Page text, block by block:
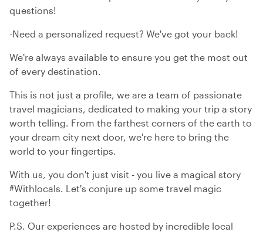
questions!
-Need a personalized request? We've got your back!
We're always available to ensure you get the most out
of every destination.
This is not just a profile, we are a team of passionate
travel magicians, dedicated to making your trip a story
worth telling. From the farthest corners of the earth to
your dream city next door, we're here to bring the
world to your fingertips.
With us, you don't just visit - you live a magical story
#Withlocals. Let's conjure up some travel magic
together!
P.S. Our experiences are hosted by incredible local